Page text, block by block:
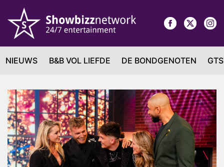
NIEUWS B&B VOL LIEFDE DE BONDGENOTEN